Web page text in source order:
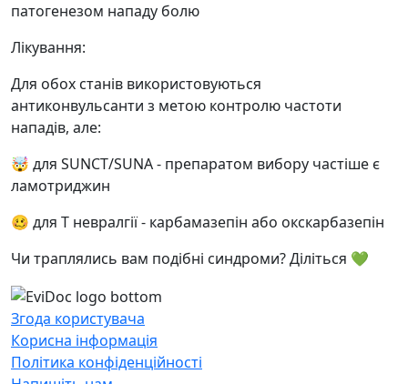
патогенезом нападу болю
Лікування:
Для обох станів використовуються
антиконвульсанти з метою контролю частоти
нападів, але:
🤯 для SUNCT/SUNA - препаратом вибору частіше є
ламотриджин
🥴 для Т невралгії - карбамазепін або окскарбазепін
Чи траплялись вам подібні синдроми? Діліться 💚
Згода користувача
Корисна інформація
Політика конфіденційності